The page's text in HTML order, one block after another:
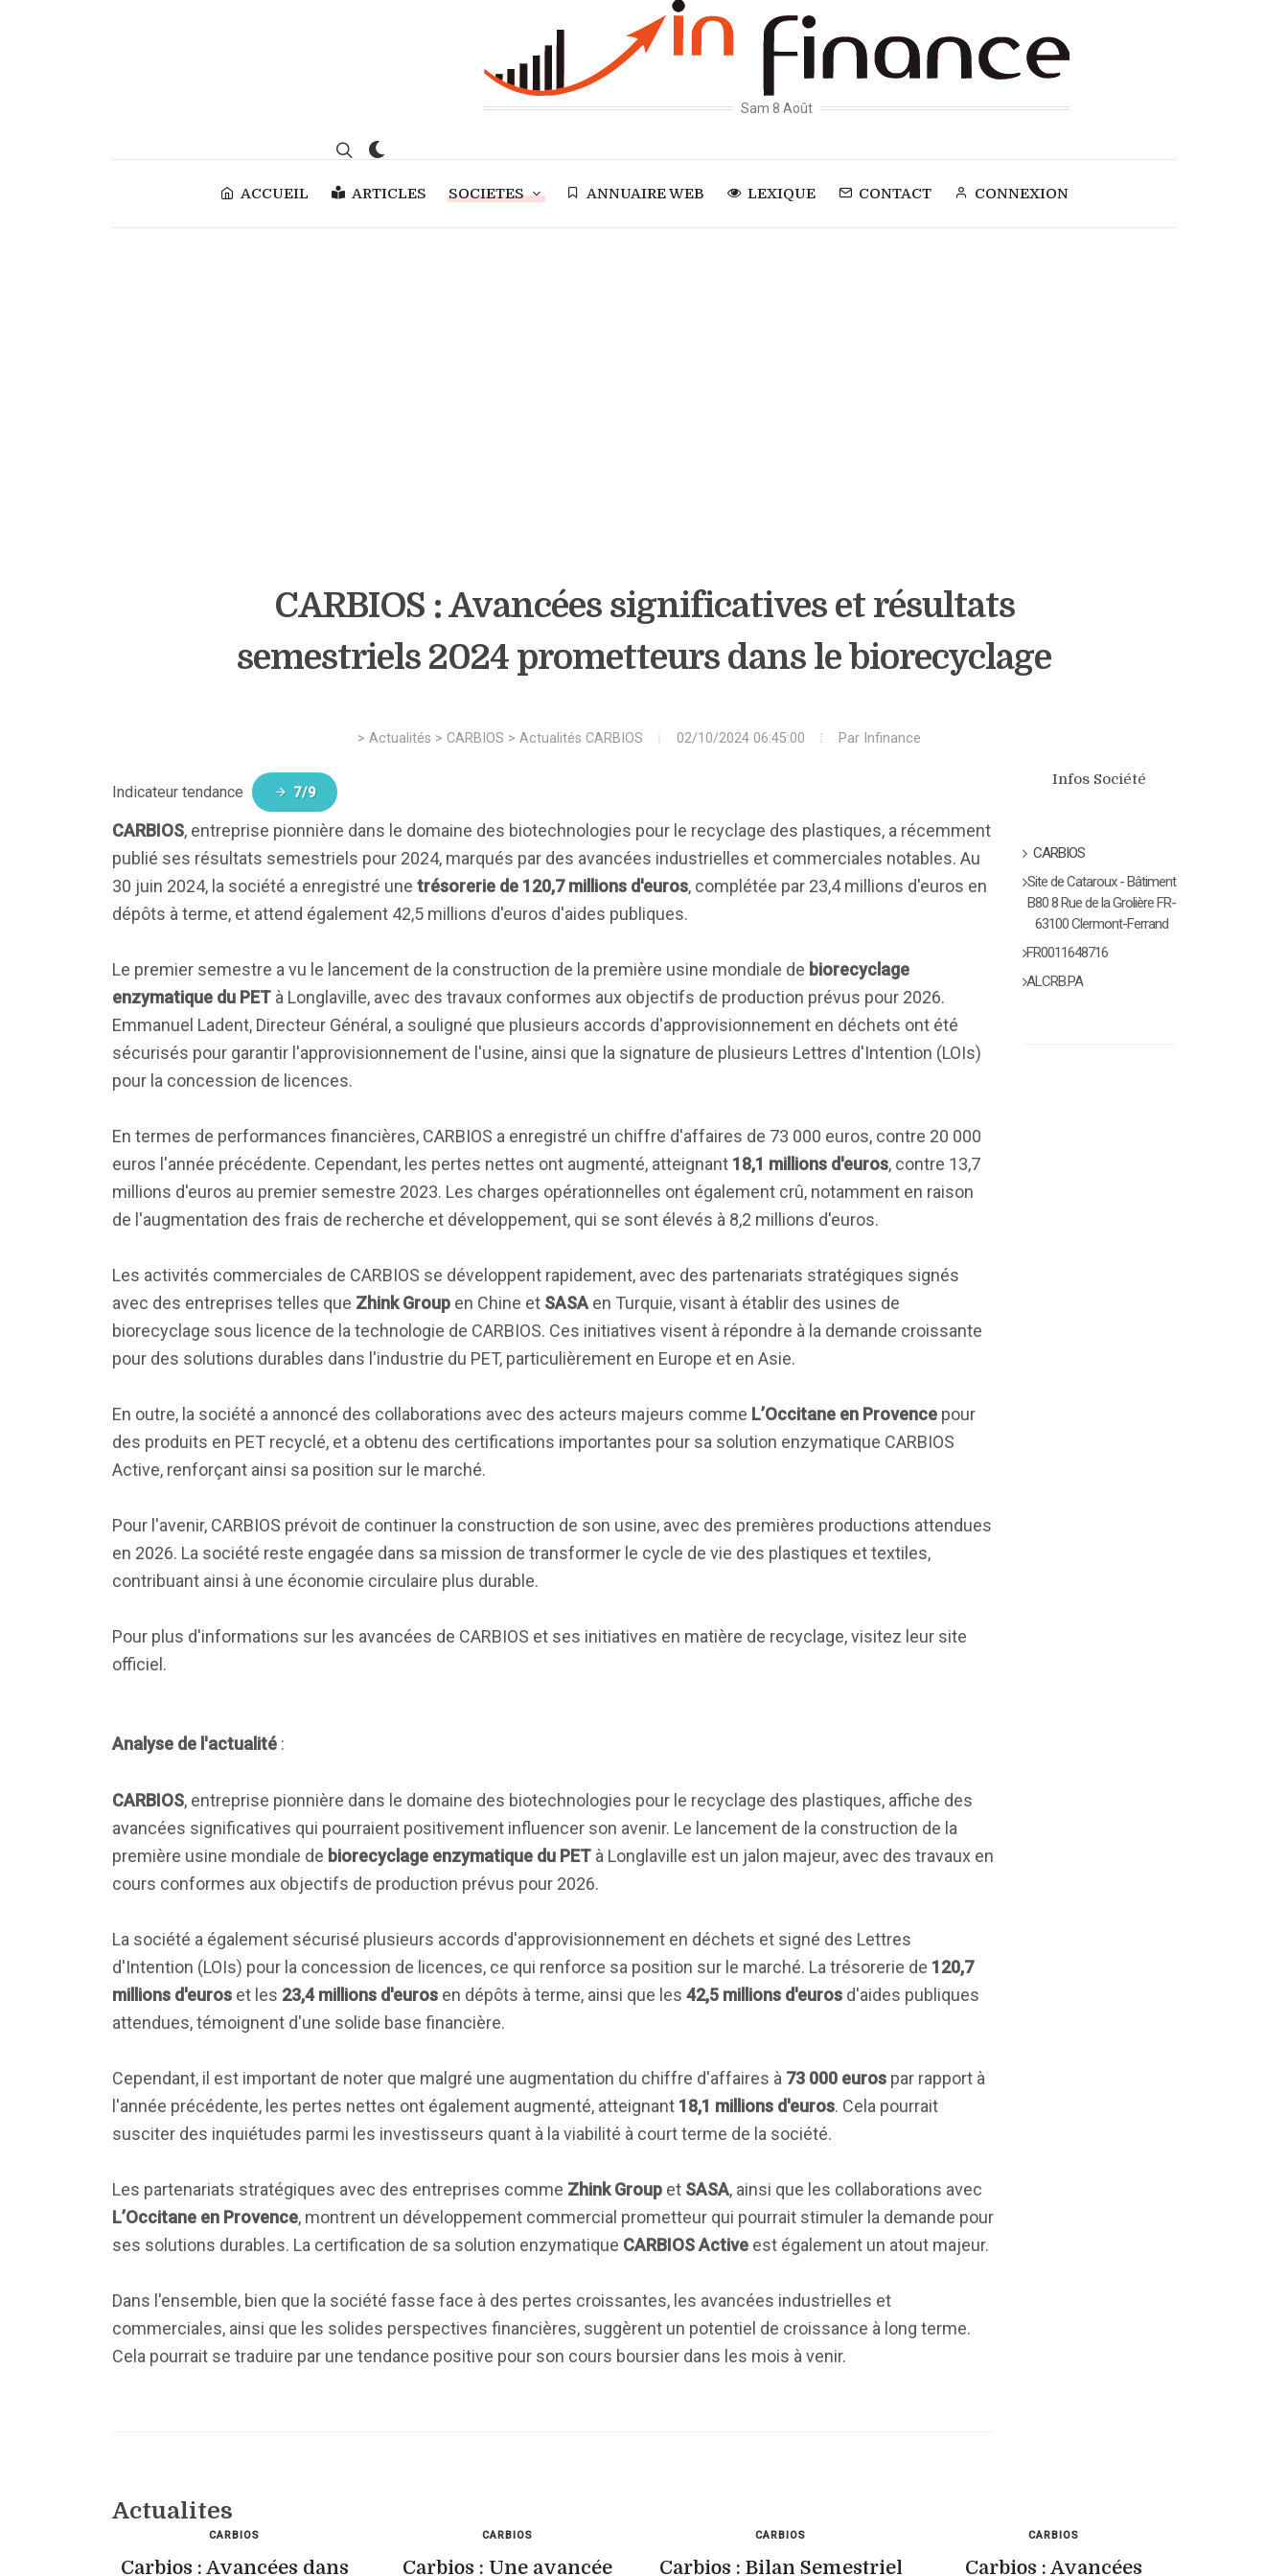
Sam 8 Août
ACCUEIL ARTICLES SOCIETES ANNUAIRE WEB LEXIQUE CONTACT CONNEXION
CARBIOS : Avancées significatives et résultats
semestriels 2024 prometteurs dans le biorecyclage
> Actualités > CARBIOS > Actualités CARBIOS 02/10/2024 06:45:00 Par Infinance
Indicateur tendance 7/9
CARBIOS, entreprise pionnière dans le domaine des biotechnologies pour le recyclage des plastiques, a récemment
publié ses résultats semestriels pour 2024, marqués par des avancées industrielles et commerciales notables. Au
30 juin 2024, la société a enregistré une trésorerie de 120,7 millions d'euros, complétée par 23,4 millions d'euros en
dépôts à terme, et attend également 42,5 millions d'euros d'aides publiques.
Le premier semestre a vu le lancement de la construction de la première usine mondiale de biorecyclage
enzymatique du PET à Longlaville, avec des travaux conformes aux objectifs de production prévus pour 2026.
Emmanuel Ladent, Directeur Général, a souligné que plusieurs accords d'approvisionnement en déchets ont été
sécurisés pour garantir l'approvisionnement de l'usine, ainsi que la signature de plusieurs Lettres d'Intention (LOIs)
pour la concession de licences.
En termes de performances financières, CARBIOS a enregistré un chiffre d'affaires de 73 000 euros, contre 20 000
euros l'année précédente. Cependant, les pertes nettes ont augmenté, atteignant 18,1 millions d'euros, contre 13,7
millions d'euros au premier semestre 2023. Les charges opérationnelles ont également crû, notamment en raison
de l'augmentation des frais de recherche et développement, qui se sont élevés à 8,2 millions d'euros.
Les activités commerciales de CARBIOS se développent rapidement, avec des partenariats stratégiques signés
avec des entreprises telles que Zhink Group en Chine et SASA en Turquie, visant à établir des usines de
biorecyclage sous licence de la technologie de CARBIOS. Ces initiatives visent à répondre à la demande croissante
pour des solutions durables dans l'industrie du PET, particulièrement en Europe et en Asie.
En outre, la société a annoncé des collaborations avec des acteurs majeurs comme L’Occitane en Provence pour
des produits en PET recyclé, et a obtenu des certifications importantes pour sa solution enzymatique CARBIOS
Active, renforçant ainsi sa position sur le marché.
Pour l'avenir, CARBIOS prévoit de continuer la construction de son usine, avec des premières productions attendues
en 2026. La société reste engagée dans sa mission de transformer le cycle de vie des plastiques et textiles,
contribuant ainsi à une économie circulaire plus durable.
Pour plus d'informations sur les avancées de CARBIOS et ses initiatives en matière de recyclage, visitez leur site
officiel.
Analyse de l'actualité :
CARBIOS, entreprise pionnière dans le domaine des biotechnologies pour le recyclage des plastiques, affiche des
avancées significatives qui pourraient positivement influencer son avenir. Le lancement de la construction de la
première usine mondiale de biorecyclage enzymatique du PET à Longlaville est un jalon majeur, avec des travaux en
cours conformes aux objectifs de production prévus pour 2026.
La société a également sécurisé plusieurs accords d'approvisionnement en déchets et signé des Lettres
d'Intention (LOIs) pour la concession de licences, ce qui renforce sa position sur le marché. La trésorerie de 120,7
millions d'euros et les 23,4 millions d'euros en dépôts à terme, ainsi que les 42,5 millions d'euros d'aides publiques
attendues, témoignent d'une solide base financière.
Cependant, il est important de noter que malgré une augmentation du chiffre d'affaires à 73 000 euros par rapport à
l'année précédente, les pertes nettes ont également augmenté, atteignant 18,1 millions d'euros. Cela pourrait
susciter des inquiétudes parmi les investisseurs quant à la viabilité à court terme de la société.
Les partenariats stratégiques avec des entreprises comme Zhink Group et SASA, ainsi que les collaborations avec
L’Occitane en Provence, montrent un développement commercial prometteur qui pourrait stimuler la demande pour
ses solutions durables. La certification de sa solution enzymatique CARBIOS Active est également un atout majeur.
Dans l'ensemble, bien que la société fasse face à des pertes croissantes, les avancées industrielles et
commerciales, ainsi que les solides perspectives financières, suggèrent un potentiel de croissance à long terme.
Cela pourrait se traduire par une tendance positive pour son cours boursier dans les mois à venir.
Infos Société
CARBIOS
Site de Cataroux - Bâtiment
B80 8 Rue de la Grolière FR-
63100 Clermont-Ferrand
FR0011648716
ALCRB.PA
Actualites
CARBIOS
Carbios : Avancées dans
CARBIOS
Carbios : Une avancée
CARBIOS
Carbios : Bilan Semestriel
CARBIOS
Carbios : Avancées